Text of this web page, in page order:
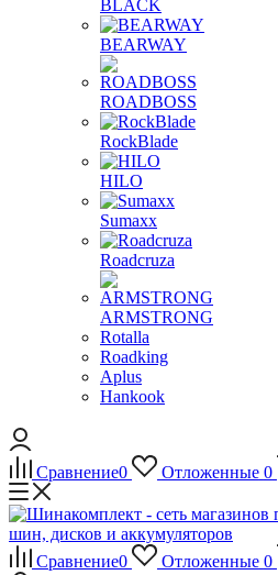
BLACK
BEARWAY
ROADBOSS
RockBlade
HILO
Sumaxx
Roadcruza
ARMSTRONG
Rotalla
Roadking
Aplus
Hankook
Сравнение0 Отложенные 0
Сравнение0 Отложенные 0